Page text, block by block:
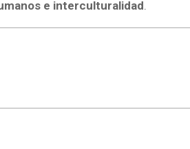
e interculturalidad